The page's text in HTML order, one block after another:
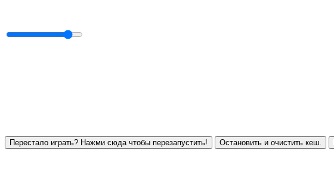
Перестало играть? Нажми сюда чтобы перезапустить! Остановить и очистить кеш.